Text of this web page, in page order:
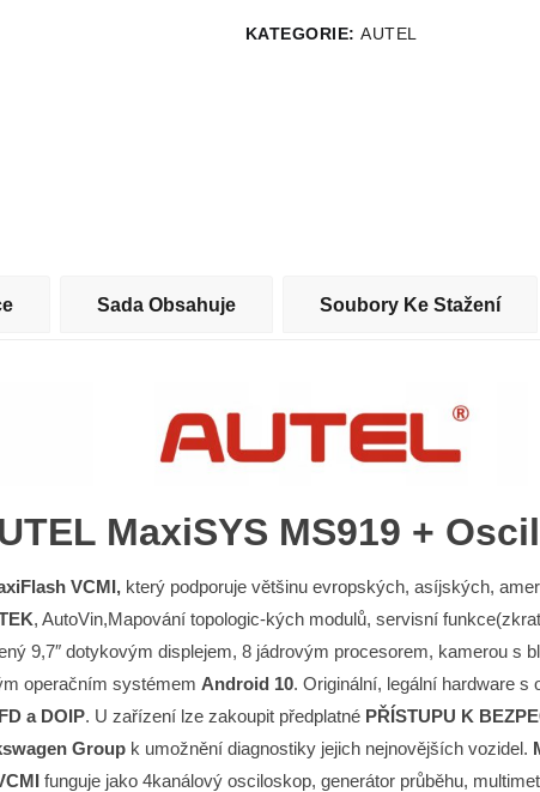
KATEGORIE:AUTEL
Sada Obsahuje Soubory Ke Stažení
MaxiSYS MS919 +
VCMI, který podporuje většinu evropských, asíjských,
, AutoVin,Mapování topologic-kých modulů, servisní
9,7″ dotykovým displejem, 8 jádrovým procesorem, kamerou s
operačním systémem Android 10. Originální, legální hardware s
a DOIP. U zařízení lze zakoupit předplatné PŘÍSTUPU K
Group k umožnění diagnostiky jejich nejnovějších vozidel.
funguje jako 4kanálový osciloskop, generátor průběhu,